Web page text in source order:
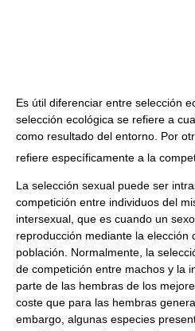
Es útil diferenciar entre selección
selección ecológica se refiere a
como resultado del entorno. Por
refiere específicamente a la
La selección sexual puede ser
competición entre individuos del
intersexual, que es cuando un
reproducción mediante la elección
población. Normalmente, la
de competición entre machos y la
parte de las hembras de los
coste que para las hembras
embargo, algunas especies